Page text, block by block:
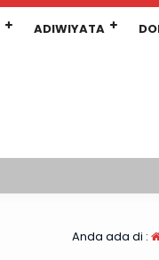
ADIWIYATA
Anda ada di :